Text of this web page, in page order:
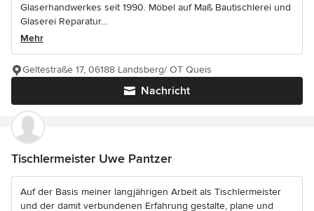
Glaserhandwerkes seit 1990. Möbel auf Maß Bautischlerei und
Glaserei Reparatur...
Mehr
Nachricht
Geltestraße 17, 06188 Landsberg/ OT Queis
Tischlermeister Uwe Pantzer
Auf der Basis meiner langjährigen Arbeit als Tischlermeister
und der damit verbundenen Erfahrung gestalte, plane und